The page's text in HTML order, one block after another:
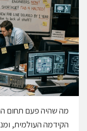
מה שהיה פעם תחום
הקידמה העולמית,